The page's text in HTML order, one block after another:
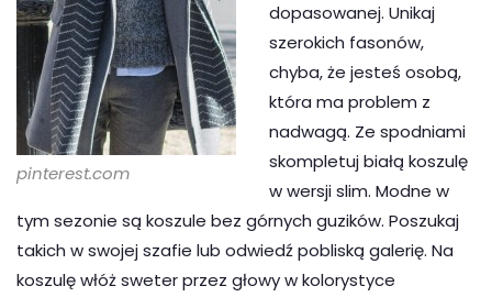
pinterest.com
dopasowanej. Unikaj
szerokich fasonów,
chyba, że jesteś osobą,
która ma problem z
nadwagą. Ze spodniami
skompletuj białą koszulę
w wersji slim. Modne w
tym sezonie są koszule bez górnych guzików. Poszukaj
takich w swojej szafie lub odwiedź pobliską galerię. Na
koszulę włóż sweter przez głowy w kolorystyce